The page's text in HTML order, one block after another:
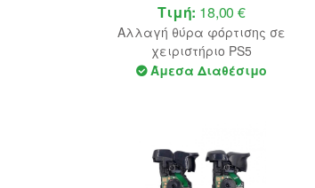
Τιμή: 18,00 €
Αλλαγή θύρα φόρτισης σε
χειριστήριο PS5
Άμεσα Διαθέσιμο